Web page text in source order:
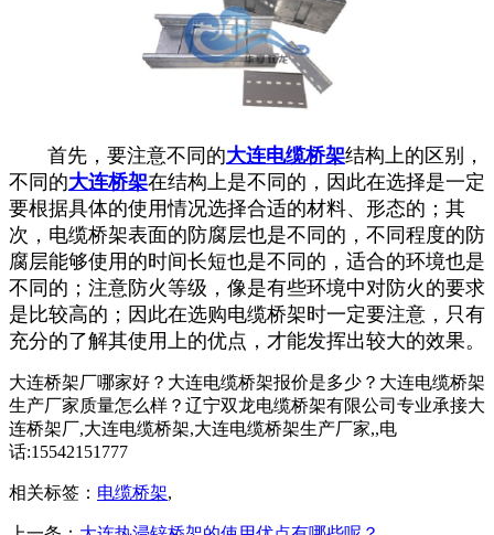
首先，要注意不同的大连电缆桥架结构上的区别，
不同的大连桥架在结构上是不同的，因此在选择是一定
要根据具体的使用情况选择合适的材料、形态的；其
次，电缆桥架表面的防腐层也是不同的，不同程度的防
腐层能够使用的时间长短也是不同的，适合的环境也是
不同的；注意防火等级，像是有些环境中对防火的要求
是比较高的；因此在选购电缆桥架时一定要注意，只有
充分的了解其使用上的优点，才能发挥出较大的效果。
大连桥架厂哪家好？大连电缆桥架报价是多少？大连电缆桥架
生产厂家质量怎么样？辽宁双龙电缆桥架有限公司专业承接大
连桥架厂,大连电缆桥架,大连电缆桥架生产厂家,,电
话:15542151777
相关标签： 电缆桥架,